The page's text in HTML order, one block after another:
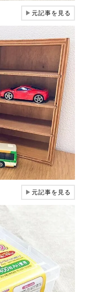
▶元記事を見る
▶元記事を見る